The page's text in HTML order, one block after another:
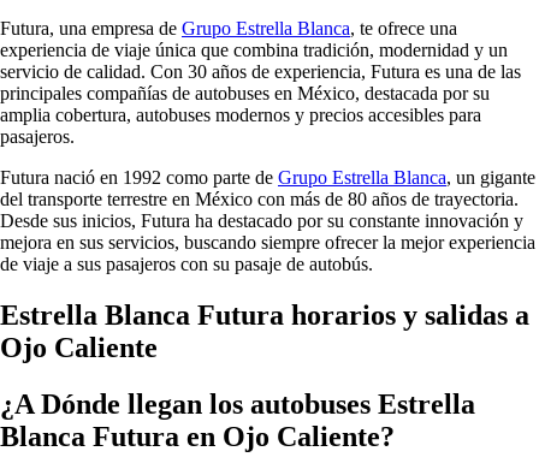
Futura, una empresa de Grupo Estrella Blanca, te ofrece una
experiencia de viaje única que combina tradición, modernidad y un
servicio de calidad. Con 30 años de experiencia, Futura es una de las
principales compañías de autobuses en México, destacada por su
amplia cobertura, autobuses modernos y precios accesibles para
pasajeros.
Futura nació en 1992 como parte de Grupo Estrella Blanca, un gigante
del transporte terrestre en México con más de 80 años de trayectoria.
Desde sus inicios, Futura ha destacado por su constante innovación y
mejora en sus servicios, buscando siempre ofrecer la mejor experiencia
de viaje a sus pasajeros con su pasaje de autobús.
Estrella Blanca Futura horarios y salidas a
Ojo Caliente
¿A Dónde llegan los autobuses Estrella
Blanca Futura en Ojo Caliente?